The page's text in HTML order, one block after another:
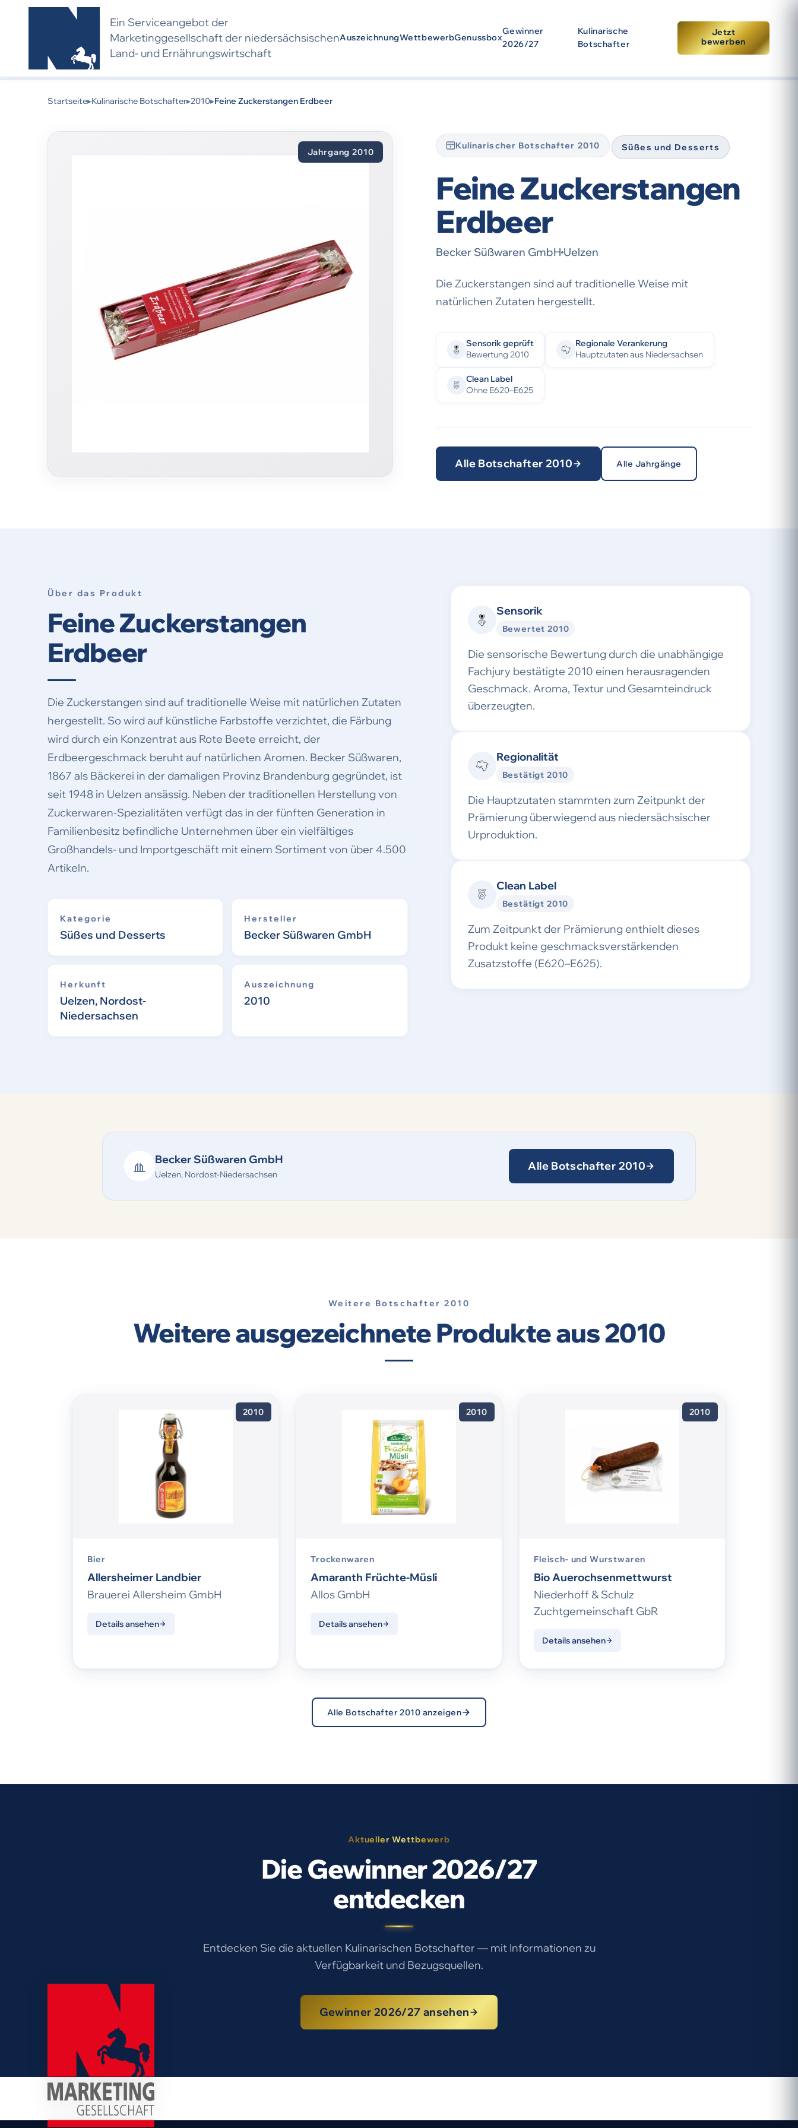
Ein Serviceangebot der
Marketing­gesell­schaft der nieder­sächsischen
Land- und Ernährungs­wirtschaft
AuszeichnungWettbewerbGenussbox
Gewinner
2026/27
Kulinarische
Botschafter
Jetzt
bewerben
Kulinarischer Botschafter 2010:Dieses Produkt wurde
ausgezeichnet. Die Auszeichnung bezieht sich auf den Zeitpunkt der Prämierung. Eine erneute Auszeichnung setzt
eine neue Bewerbung und Bewertung voraus.
Startseite▸Kulinarische Botschafter▸2010▸Feine Zuckerstangen Erdbeer
Jahrgang 2010
Kulinarischer Botschafter 2010 Süßes und Desserts
Feine Zuckerstangen
Erdbeer
Becker Süßwaren GmbHUelzen
Die Zuckerstangen sind auf traditionelle Weise mit
natürlichen Zutaten hergestellt.
Sensorik geprüft
Bewertung 2010
Regionale Verankerung
Hauptzutaten aus Niedersachsen
Clean Label
Ohne E620–E625
Alle Botschafter 2010 Alle Jahrgänge
Über das Produkt
Feine Zuckerstangen
Erdbeer
Die Zuckerstangen sind auf traditionelle Weise mit natürlichen Zutaten
hergestellt. So wird auf künstliche Farbstoffe verzichtet, die Färbung
wird durch ein Konzentrat aus Rote Beete erreicht, der
Erdbeergeschmack beruht auf natürlichen Aromen. Becker Süßwaren,
1867 als Bäckerei in der damaligen Provinz Brandenburg gegründet, ist
seit 1948 in Uelzen ansässig. Neben der traditionellen Herstellung von
Zuckerwaren-Spezialitäten verfügt das in der fünften Generation in
Familienbesitz befindliche Unternehmen über ein vielfältiges
Großhandels- und Importgeschäft mit einem Sortiment von über 4.500
Artikeln.
Kategorie
Süßes und Desserts
Hersteller
Becker Süßwaren GmbH
Herkunft
Uelzen, Nordost-
Niedersachsen
Auszeichnung
2010
Sensorik
Bewertet 2010
Die sensorische Bewertung durch die unabhängige
Fachjury bestätigte 2010 einen herausragenden
Geschmack. Aroma, Textur und Gesamteindruck
überzeugten.
Regionalität
Bestätigt 2010
Die Hauptzutaten stammten zum Zeitpunkt der
Prämierung überwiegend aus niedersächsischer
Urproduktion.
Clean Label
Bestätigt 2010
Zum Zeitpunkt der Prämierung enthielt dieses
Produkt keine geschmacksverstärkenden
Zusatzstoffe (E620–E625).
Becker Süßwaren GmbH
Uelzen, Nordost-Niedersachsen
Alle Botschafter 2010
Weitere Botschafter 2010
Weitere ausgezeichnete Produkte aus 2010
2010
Bier
Allersheimer Landbier
Brauerei Allersheim GmbH
Details ansehen
2010
Trockenwaren
Amaranth Früchte-Müsli
Allos GmbH
Details ansehen
2010
Fleisch- und Wurstwaren
Bio Auerochsenmettwurst
Niederhoff & Schulz
Zuchtgemeinschaft GbR
Details ansehen
Alle Botschafter 2010 anzeigen
Aktueller Wettbewerb
Die Gewinner 2026/27
entdecken
Entdecken Sie die aktuellen Kulinarischen Botschafter — mit Informationen zu
Verfügbarkeit und Bezugsquellen.
Gewinner 2026/27 ansehen